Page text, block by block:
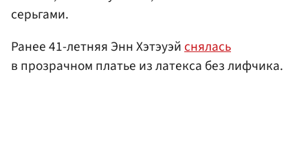
серьгами.
Ранее 41-летняя Энн Хэтэуэйснялась
в прозрачном платье из латекса без лифчика.